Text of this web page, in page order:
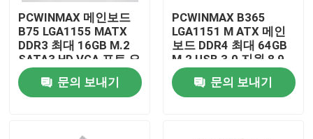
PCWINMAX 메인보드
B75 LGA1155 MATX
DDR3 최대 16GB M.2
SATA3 HD VGA 포트 오
피스 PC 및 비즈니스 시
스템용 데스크톱 보드
문의 보내기
PCWINMAX B365
LGA1151 M ATX 메인
보드 DDR4 최대 64GB
M.2 USB 3.0 지원 8 9
세대 프로세서 OEM 도
매
문의 보내기